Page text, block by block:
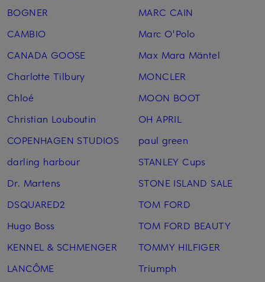
BOGNER
CAMBIO
CANADA GOOSE
Charlotte Tilbury
Chloé
Christian Louboutin
COPENHAGEN STUDIOS
darling harbour
Dr. Martens
DSQUARED2
Hugo Boss
KENNEL & SCHMENGER
LANCÔME
MARC CAIN
Marc O'Polo
Max Mara Mäntel
MONCLER
MOON BOOT
OH APRIL
paul green
STANLEY Cups
STONE ISLAND SALE
TOM FORD
TOM FORD BEAUTY
TOMMY HILFIGER
Triumph